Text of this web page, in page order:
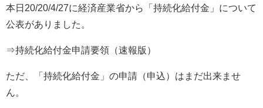
本日20/20/4/27に経済産業省から「持続化給付金」について
公表がありました。
⇒持続化給付金申請要領（速報版）
ただ、「持続化給付金」の申請（申込）はまだ出来ませ
ん。